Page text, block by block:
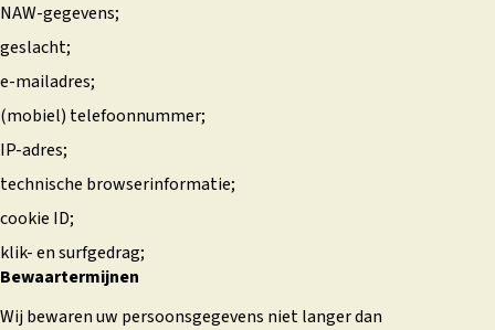
NAW-gegevens;
geslacht;
e-mailadres;
(mobiel) telefoonnummer;
IP-adres;
technische browserinformatie;
cookie ID;
klik- en surfgedrag;
Bewaartermijnen
Wij bewaren uw persoonsgegevens niet langer dan